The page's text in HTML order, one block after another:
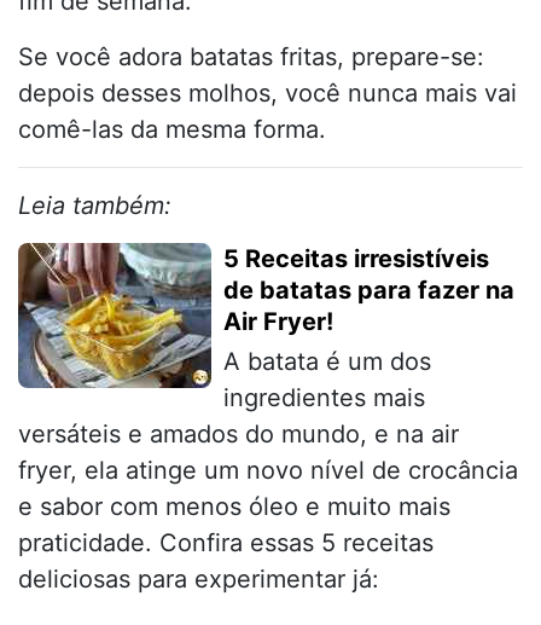
Se você adora batatas fritas, prepare-se:
depois desses molhos, você nunca mais vai
comê-las da mesma forma.
Leia também:
5 Receitas irresistíveis
de batatas para fazer na
Air Fryer!
A batata é um dos
ingredientes mais
versáteis e amados do mundo, e na air
fryer, ela atinge um novo nível de crocância
e sabor com menos óleo e muito mais
praticidade. Confira essas 5 receitas
deliciosas para experimentar já: